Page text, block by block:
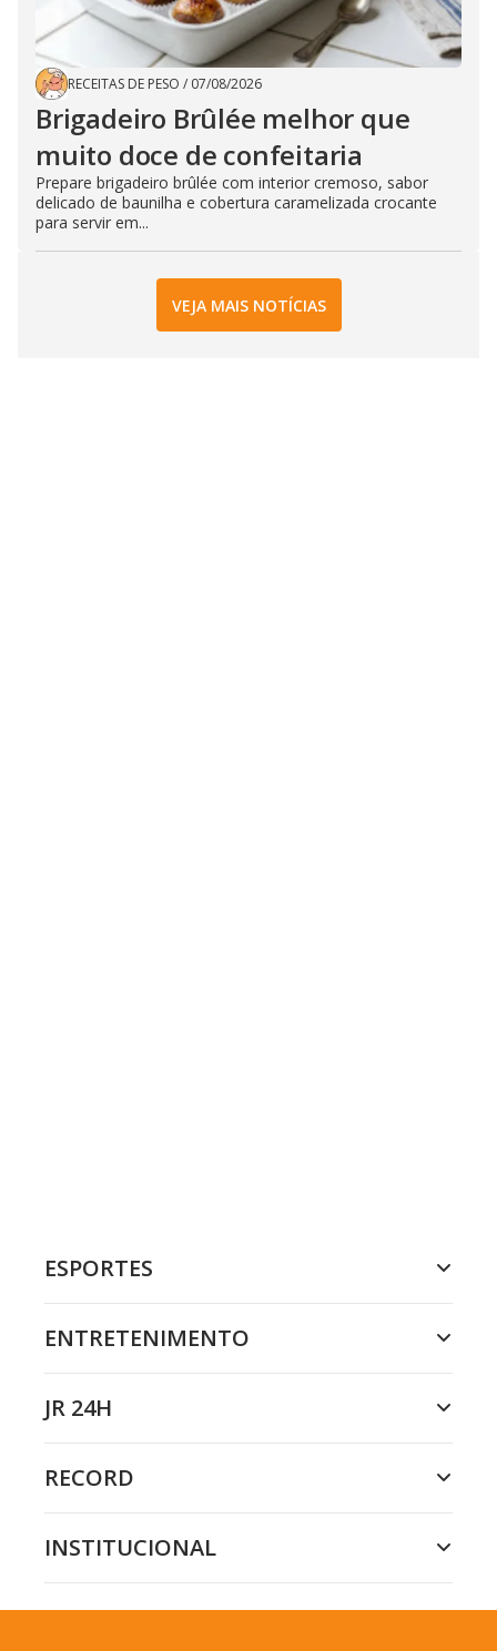
RECEITAS DE PESO / 07/08/2026
Brigadeiro Brûlée melhor que
muito doce de confeitaria
Prepare brigadeiro brûlée com interior cremoso, sabor
delicado de baunilha e cobertura caramelizada crocante
para servir em...
VEJA MAIS NOTÍCIAS
ESPORTES
ENTRETENIMENTO
JR 24H
RECORD
INSTITUCIONAL